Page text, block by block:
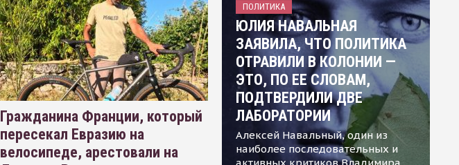
Гражданина Франции, который
пересекал Евразию на
велосипеде, арестовали на
ПОЛИТИКА
ЮЛИЯ НАВАЛЬНАЯ
ЗАЯВИЛА, ЧТО ПОЛИТИКА
ОТРАВИЛИ В КОЛОНИИ —
ЭТО, ПО ЕЕ СЛОВАМ,
ПОДТВЕРДИЛИ ДВЕ
ЛАБОРАТОРИИ
Алексей Навальный, один из
наиболее последовательных и